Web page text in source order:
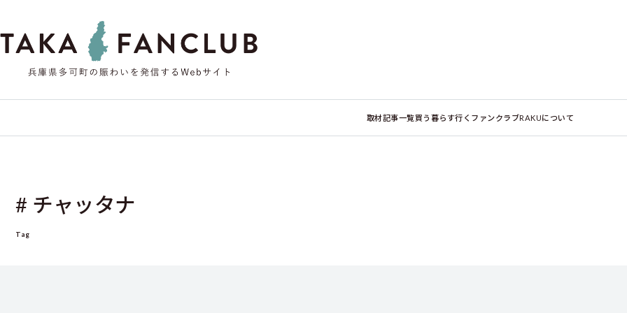
取材記事一覧買う 暮らす行く ファンクラブRAKUについて
# チャッタナ
Tag